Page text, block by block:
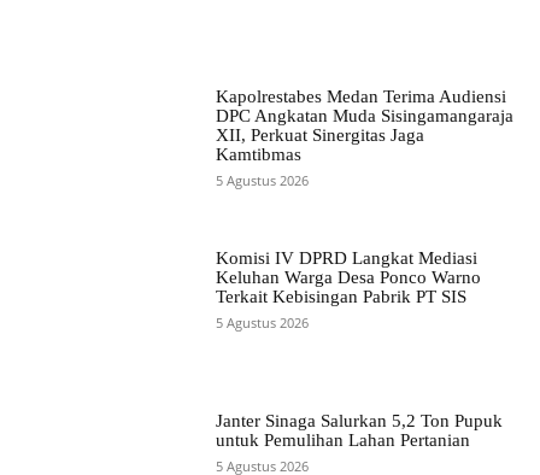
Kapolrestabes Medan Terima Audiensi
DPC Angkatan Muda Sisingamangaraja
XII, Perkuat Sinergitas Jaga
Kamtibmas
5 Agustus 2026
Komisi IV DPRD Langkat Mediasi
Keluhan Warga Desa Ponco Warno
Terkait Kebisingan Pabrik PT SIS
5 Agustus 2026
Janter Sinaga Salurkan 5,2 Ton Pupuk
untuk Pemulihan Lahan Pertanian
5 Agustus 2026